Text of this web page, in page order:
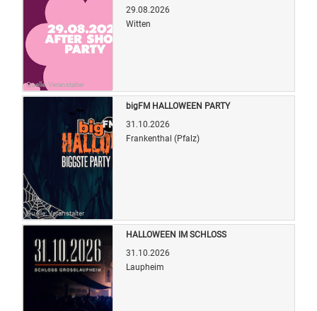
Quelle: Veranstalter
29.08.2026
Witten
Quelle: Veranstalter
bigFM HALLOWEEN PARTY
31.10.2026
Frankenthal (Pfalz)
HALLOWEEN IM SCHLOSS
31.10.2026
Laupheim